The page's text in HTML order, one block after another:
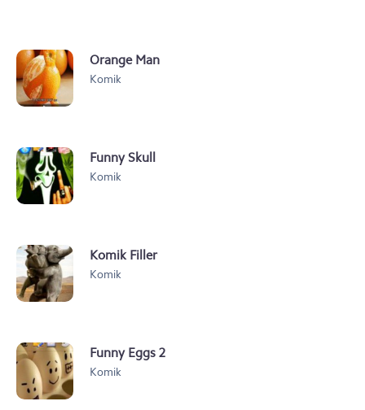
Orange Man
Komik
Funny Skull
Komik
Komik Filler
Komik
Funny Eggs 2
Komik